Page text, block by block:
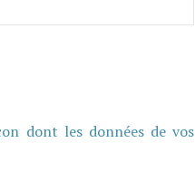
dont les données de vos